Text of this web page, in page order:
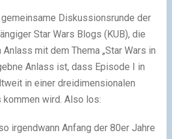
Diskussionsrunde der
Star Wars Blogs (KUB), die
mit dem Thema „Star Wars in
Anlass ist, dass Episode I in
in einer dreidimensionalen
wird. Also los:
irgendwann Anfang der 80er Jahre